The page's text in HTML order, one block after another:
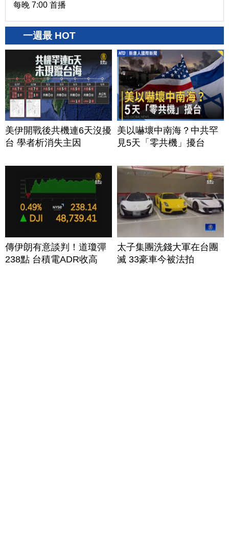
每晚 7:00 首播
一週最 HOT
美伊開戰後共機連6天沒擾
台 學者析消失主因
美以嚇壞中南海？中共罕
見5天「零共機」擾台
傳伊朗有意談判！道瓊彈
238點 台積電ADR收高
太子集團洗錢大軍在台團
滅 33豪車今被法拍